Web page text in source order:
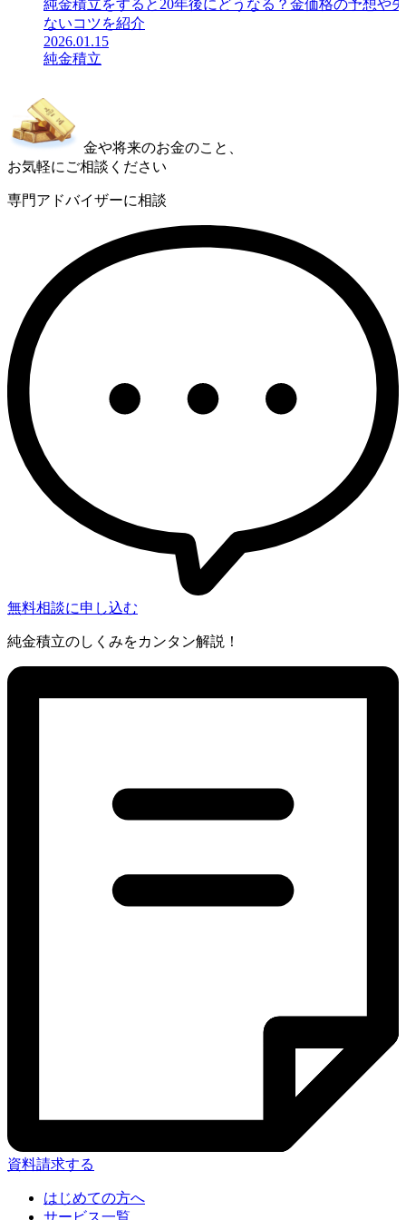
純金積立をすると20年後にどうなる？金価格の予想や
ないコツを紹介
2026.01.15
純金積立
金や将来のお金のこと、
お気軽にご相談ください
専門アドバイザーに相談
無料相談に申し込む
純金積立のしくみをカンタン解説！
資料請求する
はじめての方へ
サービス一覧